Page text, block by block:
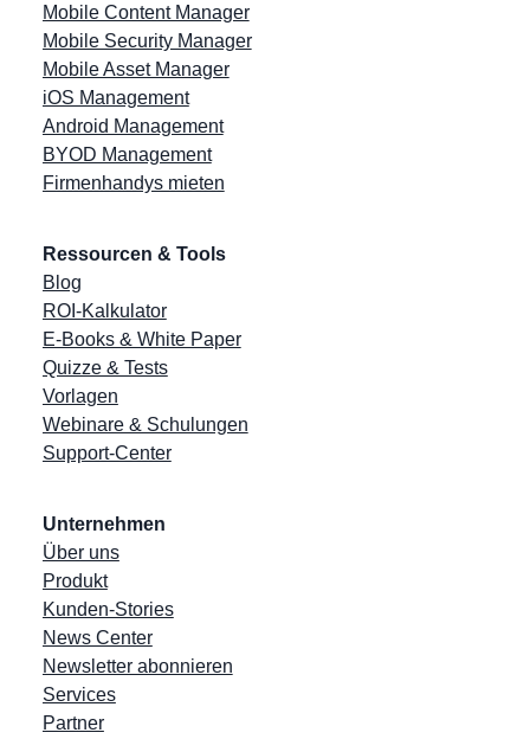
Mobile Content Manager
Mobile Security Manager
Mobile Asset Manager
iOS Management
Android Management
BYOD Management
Firmenhandys mieten
Ressourcen & Tools
Blog
ROI-Kalkulator
E-Books & White Paper
Quizze & Tests
Vorlagen
Webinare & Schulungen
Support-Center
Unternehmen
Über uns
Produkt
Kunden-Stories
News Center
Newsletter abonnieren
Services
Partner